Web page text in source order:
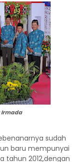
Irmada
sudah
baru mempunyai
tahun 2012,dengan